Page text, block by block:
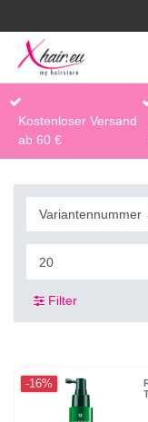
Kostenloser Versand
ab 60 €
Filter
-16%